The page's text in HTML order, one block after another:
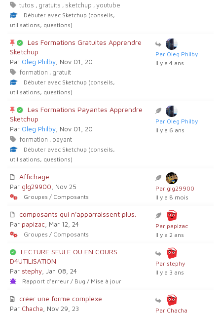
tutos , gratuits , sketchup , youtube
Débuter avec Sketchup (conseils,
utilisations, questions)
Les Formations Gratuites Apprendre
Sketchup
Par Oleg Philby , Nov 01, 20
formation , gratuit
Débuter avec Sketchup (conseils,
utilisations, questions)
Par Oleg Philby
Il y a 4 ans
Les Formations Payantes Apprendre
Sketchup
Par Oleg Philby , Nov 01, 20
formation , payant
Débuter avec Sketchup (conseils,
utilisations, questions)
Par Oleg Philby
Il y a 6 ans
Affichage
Par glg29900 , Nov 25
Groupes / Composants
Par glg29900
Il y a 8 mois
composants qui n'apparraissent plus.
Par papizac , Mar 12, 24
Groupes / Composants
Par papizac
Il y a 2 ans
LECTURE SEULE OU EN COURS
D4UTILISATION
Par stephy , Jan 08, 24
Rapport d'erreur / Bug / Mise à jour
Par stephy
Il y a 3 ans
créer une forme complexe
Par Chacha , Nov 29, 23
Par Chacha